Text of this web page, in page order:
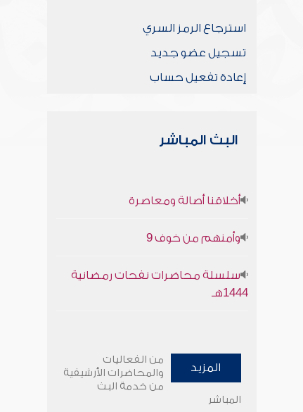
استرجاع الرمز السري
تسجيل عضو جديد
إعادة تفعيل حساب
البث المباشر
أخلاقنا أصالة ومعاصرة
وأمنهم من خوف 9
سلسلة محاضرات نفحات رمضانية
1444هـ
المزيد
من الفعاليات
والمحاضرات الأرشيفية
من خدمة البث
المباشر